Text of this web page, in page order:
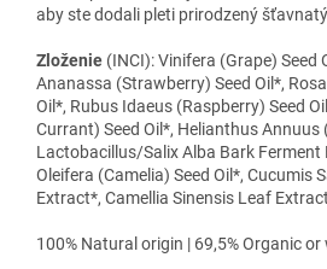
aby ste dodali pleti prirodzený
Zloženie (INCI):Vinifera (Grape) Seed
Ananassa (Strawberry) Seed Oil*,
Oil*, Rubus Idaeus (Raspberry) Seed
Currant) Seed Oil*, Helianthus Annuus
Lactobacillus/Salix Alba Bark Ferment
Oleifera (Camelia) Seed Oil*, Cucumis
Extract*, Camellia Sinensis Leaf
100% Natural origin | 69,5% Organic